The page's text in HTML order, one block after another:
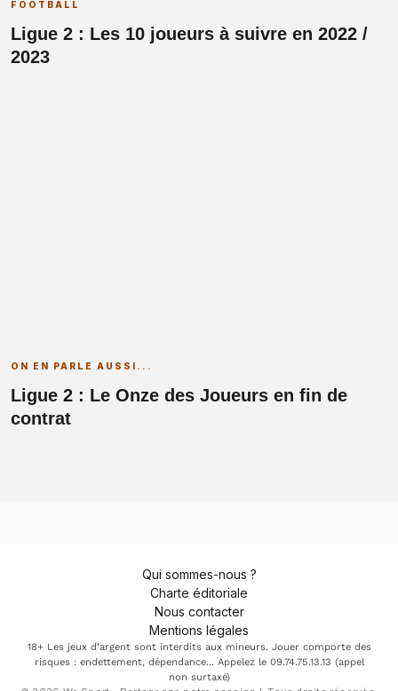
FOOTBALL
Ligue 2 : Les 10 joueurs à suivre en 2022 /
2023
ON EN PARLE AUSSI...
Ligue 2 : Le Onze des Joueurs en fin de
contrat
Qui sommes-nous ?
Charte éditoriale
Nous contacter
Mentions légales
18+ Les jeux d'argent sont interdits aux mineurs. Jouer comporte des
risques : endettement, dépendance... Appelez le 09.74.75.13.13 (appel
non surtaxé)